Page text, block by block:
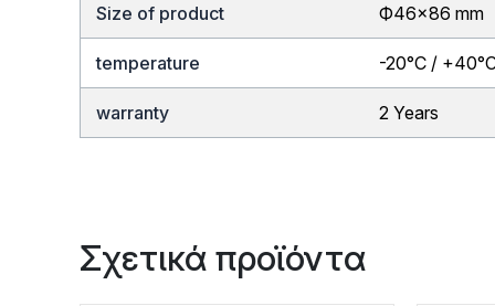
Size of product Ф46×86 mm
temperature -20°C /
warranty 2 Years
Σχετικά προϊόντα